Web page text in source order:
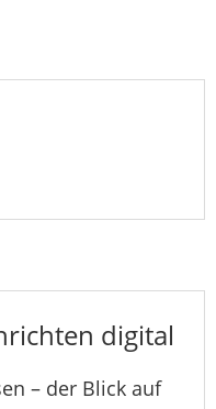
digital
– der Blick auf